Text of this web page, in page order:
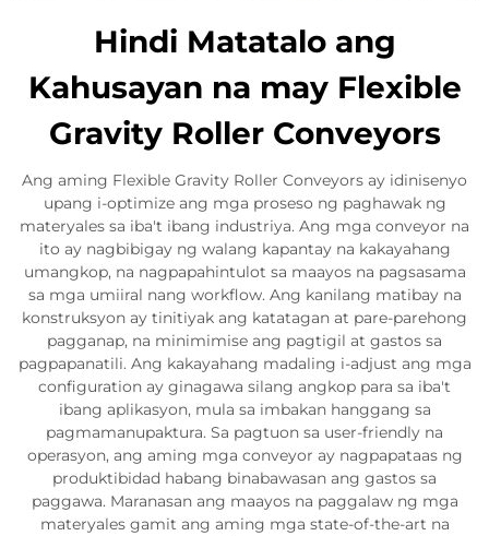
Hindi Matatalo ang
Kahusayan na may Flexible
Gravity Roller Conveyors
Ang aming Flexible Gravity Roller Conveyors ay idinisenyo
upang i-optimize ang mga proseso ng paghawak ng
materyales sa iba't ibang industriya. Ang mga conveyor na
ito ay nagbibigay ng walang kapantay na kakayahang
umangkop, na nagpapahintulot sa maayos na pagsasama
sa mga umiiral nang workflow. Ang kanilang matibay na
konstruksyon ay tinitiyak ang katatagan at pare-parehong
pagganap, na minimimise ang pagtigil at gastos sa
pagpapanatili. Ang kakayahang madaling i-adjust ang mga
configuration ay ginagawa silang angkop para sa iba't
ibang aplikasyon, mula sa imbakan hanggang sa
pagmamanupaktura. Sa pagtuon sa user-friendly na
operasyon, ang aming mga conveyor ay nagpapataas ng
produktibidad habang binabawasan ang gastos sa
paggawa. Maranasan ang maayos na paggalaw ng mga
materyales gamit ang aming mga state-of-the-art na